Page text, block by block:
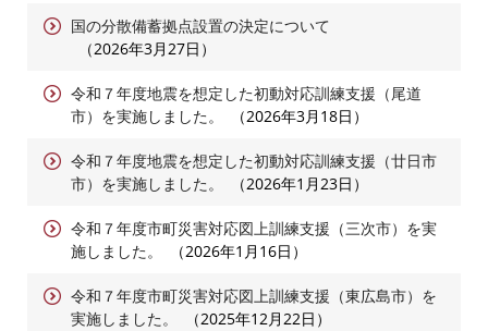
国の分散備蓄拠点設置の決定について
2026年3月27日
令和７年度地震を想定した初動対応訓練支援（尾道
市）を実施しました。
2026年3月18日
令和７年度地震を想定した初動対応訓練支援（廿日市
市）を実施しました。
2026年1月23日
令和７年度市町災害対応図上訓練支援（三次市）を実
施しました。
2026年1月16日
令和７年度市町災害対応図上訓練支援（東広島市）を
実施しました。
2025年12月22日